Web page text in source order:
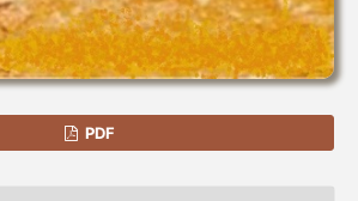
PDF